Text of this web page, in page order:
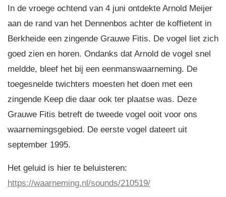
In de vroege ochtend van 4 juni ontdekte Arnold Meijer
aan de rand van het Dennenbos achter de koffietent in
Berkheide een zingende Grauwe Fitis. De vogel liet zich
goed zien en horen. Ondanks dat Arnold de vogel snel
meldde, bleef het bij een eenmanswaarneming. De
toegesnelde twichters moesten het doen met een
zingende Keep die daar ook ter plaatse was. Deze
Grauwe Fitis betreft de tweede vogel ooit voor ons
waarnemingsgebied. De eerste vogel dateert uit
september 1995.
Het geluid is hier te beluisteren:
https://waarneming.nl/sounds/210519/